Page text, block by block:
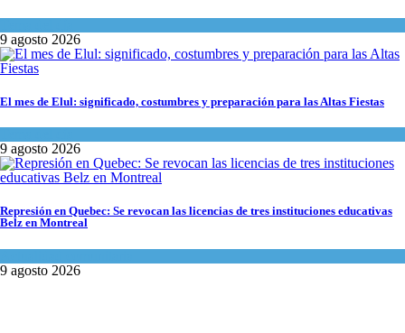
9 agosto 2026
El mes de Elul: significado, costumbres y preparación para las Altas Fiestas
9 agosto 2026
Represión en Quebec: Se revocan las licencias de tres instituciones educativas
Belz en Montreal
9 agosto 2026